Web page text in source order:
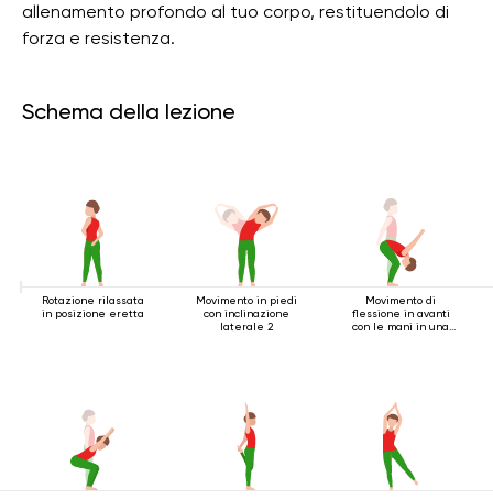
allenamento profondo al tuo corpo, restituendolo di
forza e resistenza.
Schema della lezione
Rotazione rilassata
in posizione eretta
Movimento in piedi
con inclinazione
laterale 2
Movimento di
flessione in avanti
con le mani in una